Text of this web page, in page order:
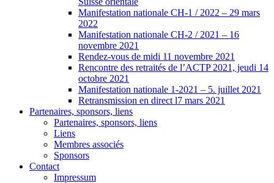
Manifestation nationale CH-1 / 2022 – 29 mars
2022
Manifestation nationale CH-2 / 2021 – 16
novembre 2021
Rendez-vous de midi 11 novembre 2021
Rencontre des retraités de l’ACTP 2021, jeudi 14
octobre 2021
Manifestation nationale 1-2021 – 5. juillet 2021
Retransmission en direct l7 mars 2021
Partenaires, sponsors, liens
Partenaires, sponsors, liens
Liens
Membres associés
Sponsors
Contact
Impressum